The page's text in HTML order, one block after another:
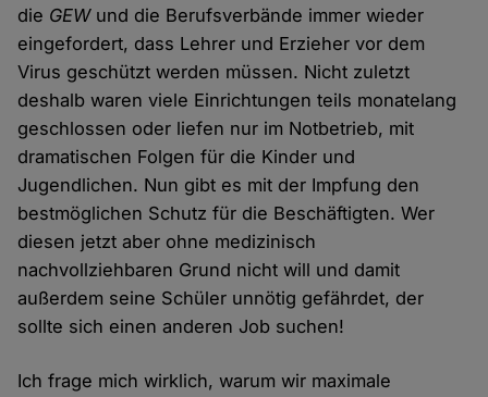
die GEWund die Berufsverbände immer wieder
eingefordert, dass Lehrer und Erzieher vor dem
Virus geschützt werden müssen. Nicht zuletzt
deshalb waren viele Einrichtungen teils monatelang
geschlossen oder liefen nur im Notbetrieb, mit
dramatischen Folgen für die Kinder und
Jugendlichen. Nun gibt es mit der Impfung den
bestmöglichen Schutz für die Beschäftigten. Wer
diesen jetzt aber ohne medizinisch
nachvollziehbaren Grund nicht will und damit
außerdem seine Schüler unnötig gefährdet, der
sollte sich einen anderen Job suchen!
Ich frage mich wirklich, warum wir maximale